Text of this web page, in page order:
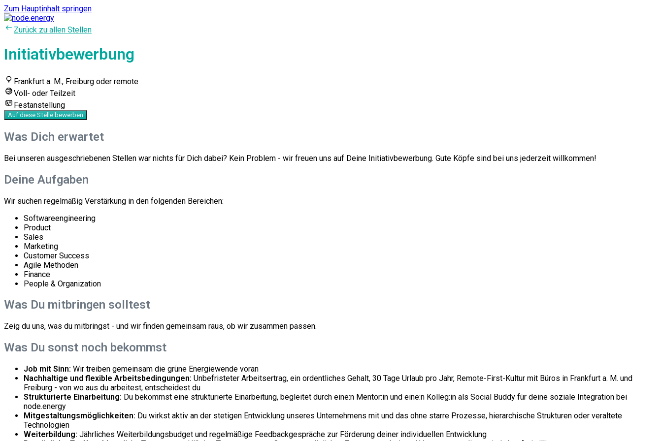
Zum Hauptinhalt springen
Zurück zu allen Stellen
Initiativbewerbung
Frankfurt a. M., Freiburg oder remote
Voll- oder Teilzeit
Festanstellung
Auf diese Stelle bewerben
Was Dich erwartet
Bei unseren ausgeschriebenen Stellen war nichts für ​Dich dabei? Kein Problem - wir freuen uns auf ​Deine Initiativbewerbung​. Gute Köpfe sind bei uns jederzeit willkommen!
Deine Aufgaben
Wir suchen regelmäßig Verstärkung in den folgenden Bereichen:
Softwareengineering
Product
Sales
Marketing
Customer Success
Agile Methoden
Finance
People & Organization
Was Du mitbringen solltest
Zeig du uns, was ​du mitbringst - und wir ​finden gemeinsam raus, ​ob wir zusammen passen.
Was Du sonst noch bekommst
Job mit Sinn: Wir treiben gemeinsam die grüne Energiewende voran
Nachhaltige und flexible Arbeitsbedingungen: Unbefristeter Arbeitsertrag, ein ordentliches Gehalt, 30 Tage Urlaub pro Jahr, Remote-First-Kultur mit Büros in Frankfurt a. M. und
Freiburg - von wo aus du arbeitest, entscheidest du
Strukturierte Einarbeitung: Du bekommst eine strukturierte Einarbeitung, begleitet durch eine:n Mentor:in und eine:n Kolleg:in als Social Buddy für deine soziale Integration bei
node.energy
Mitgestaltungsmöglichkeiten: Du wirkst aktiv an der stetigen Entwicklung unseres Unternehmens mit und das ohne starre Prozesse, hierarchische Strukturen oder veraltete
Technologien
Weiterbildung: Jährliches Weiterbildungsbudget und regelmäßige Feedbackgespräche zur Förderung deiner individuellen Entwicklung